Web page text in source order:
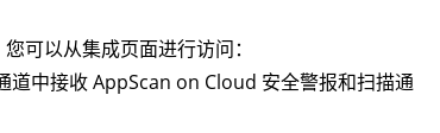
您可以从集成页面进行访问：
道中接收AppScan on Cloud 安全警报和扫描通